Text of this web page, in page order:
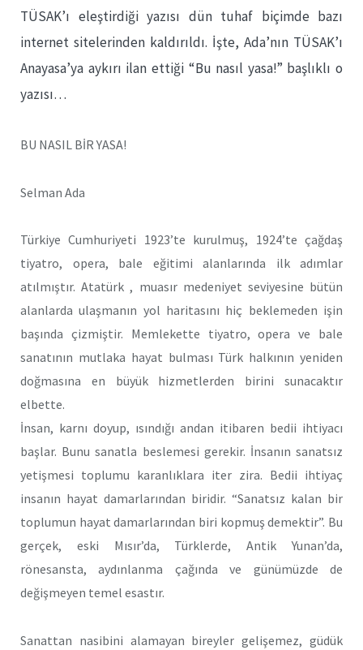
TÜSAK’ı eleştirdiği yazısı dün tuhaf biçimde bazı
internet sitelerinden kaldırıldı. İşte, Ada’nın TÜSAK’ı
Anayasa’ya aykırı ilan ettiği “Bu nasıl yasa!” başlıklı o
yazısı…
BU NASIL BİR YASA!
Selman Ada
Türkiye Cumhuriyeti 1923’te kurulmuş, 1924’te çağdaş
tiyatro, opera, bale eğitimi alanlarında ilk adımlar
atılmıştır. Atatürk , muasır medeniyet seviyesine bütün
alanlarda ulaşmanın yol haritasını hiç beklemeden işin
başında çizmiştir. Memlekette tiyatro, opera ve bale
sanatının mutlaka hayat bulması Türk halkının yeniden
doğmasına en büyük hizmetlerden birini sunacaktır
elbette.
İnsan, karnı doyup, ısındığı andan itibaren bedii ihtiyacı
başlar. Bunu sanatla beslemesi gerekir. İnsanın sanatsız
yetişmesi toplumu karanlıklara iter zira. Bedii ihtiyaç
insanın hayat damarlarından biridir. “Sanatsız kalan bir
toplumun hayat damarlarından biri kopmuş demektir”. Bu
gerçek, eski Mısır’da, Türklerde, Antik Yunan’da,
rönesansta, aydınlanma çağında ve günümüzde de
değişmeyen temel esastır.
Sanattan nasibini alamayan bireyler gelişemez, güdük